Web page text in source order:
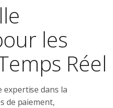
les
Réel
expertise dans la
de paiement,